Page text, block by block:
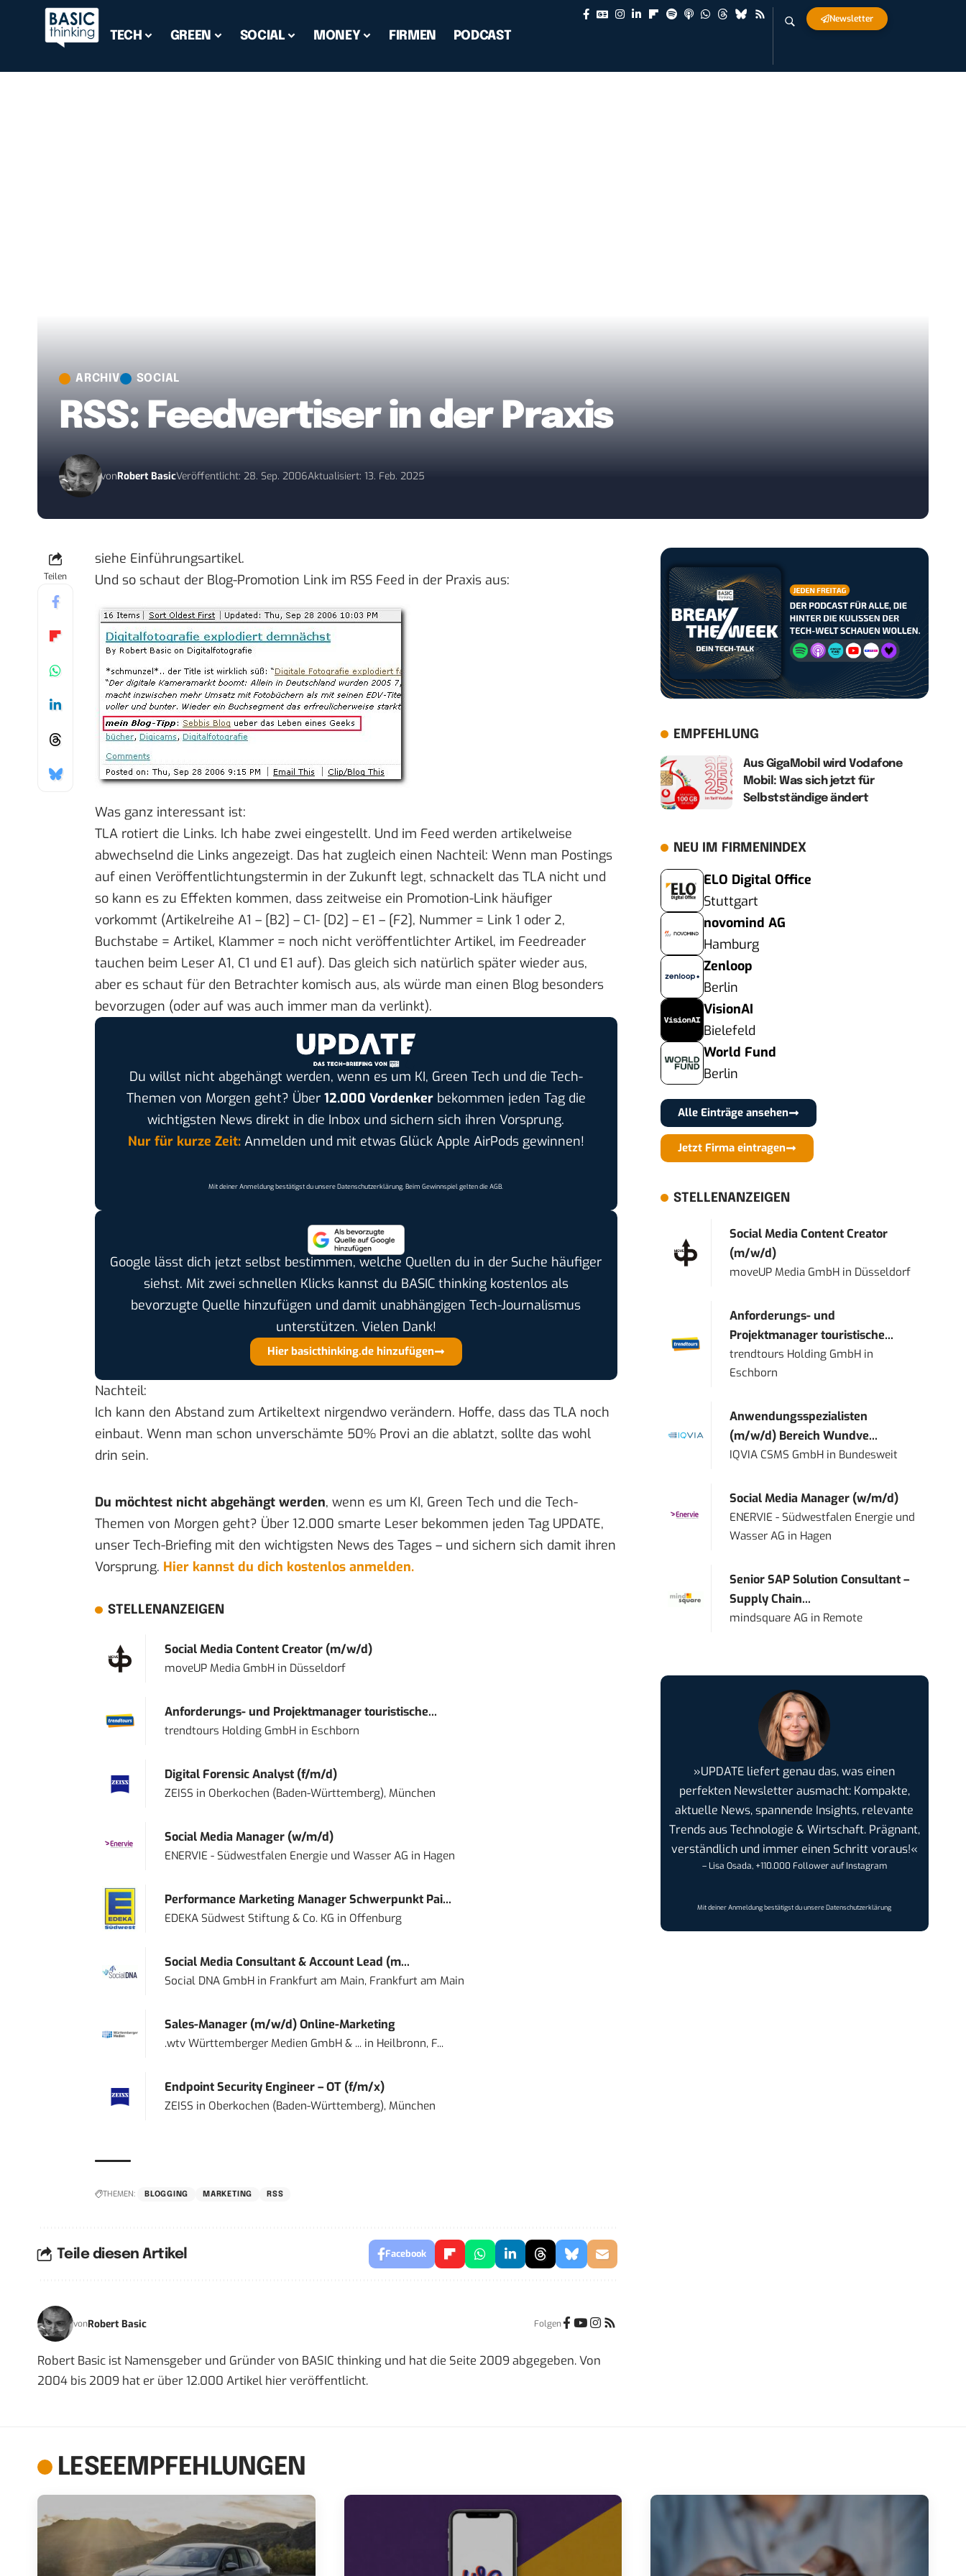
TECH GREEN SOCIAL MONEY FIRMEN PODCAST
Newsletter
ARCHIV SOCIAL
RSS: Feedvertiser in der Praxis
vonRobert BasicVeröffentlicht: 28. Sep. 2006Aktualisiert: 13. Feb. 2025
Teilen
siehe Einführungsartikel.
Und so schaut der Blog-Promotion Link im RSS Feed in der Praxis aus:
Was ganz interessant ist:
TLA rotiert die Links. Ich habe zwei eingestellt. Und im Feed werden artikelweise
abwechselnd die Links angezeigt. Das hat zugleich einen Nachteil: Wenn man Postings
auf einen Veröffentlichtungstermin in der Zukunft legt, schnackelt das TLA nicht und
so kann es zu Effekten kommen, dass zeitweise ein Promotion-Link häufiger
vorkommt (Artikelreihe A1 – [B2] – C1- [D2] – E1 – [F2], Nummer = Link 1 oder 2,
Buchstabe = Artikel, Klammer = noch nicht veröffentlichter Artikel, im Feedreader
tauchen beim Leser A1, C1 und E1 auf). Das gleich sich natürlich später wieder aus,
aber es schaut für den Betrachter komisch aus, als würde man einen Blog besonders
bevorzugen (oder auf was auch immer man da verlinkt).
Du willst nicht abgehängt werden, wenn es um KI, Green Tech und die Tech-
Themen von Morgen geht? Über 12.000 Vordenkerbekommen jeden Tag die
wichtigsten News direkt in die Inbox und sichern sich ihren Vorsprung.
Nur für kurze Zeit:Anmelden und mit etwas Glück Apple AirPods gewinnen!
Mit deiner Anmeldung bestätigst du unsereDatenschutzerklärung. Beim Gewinnspiel gelten dieAGB.
Google lässt dich jetzt selbst bestimmen, welche Quellen du in der Suche häufiger
siehst. Mit zwei schnellen Klicks kannst du BASIC thinking kostenlos als
bevorzugte Quelle hinzufügen und damit unabhängigen Tech-Journalismus
unterstützen. Vielen Dank!
Hier basicthinking.de hinzufügen
Nachteil:
Ich kann den Abstand zum Artikeltext nirgendwo verändern. Hoffe, dass das TLA noch
einbaut. Wenn man schon unverschämte 50% Provi an die ablatzt, sollte das wohl
drin sein.
Du möchtest nicht abgehängt werden, wenn es um KI, Green Tech und die Tech-
Themen von Morgen geht? Über 12.000 smarte Leser bekommen jeden Tag UPDATE,
unser Tech-Briefing mit den wichtigsten News des Tages – und sichern sich damit ihren
Vorsprung. Hier kannst du dich kostenlos anmelden.
STELLENANZEIGEN
Social Media Content Creator (m/w/d)
moveUP Media GmbHin Düsseldorf
Anforderungs- und Projektmanager touristische...
trendtours Holding GmbHin Eschborn
Digital Forensic Analyst (f/m/d)
ZEISS in Oberkochen (Baden-Württemberg), München
Social Media Manager (w/m/d)
ENERVIE - Südwestfalen Energie und Wasser AG in Hagen
Performance Marketing Manager Schwerpunkt Pai...
EDEKA Südwest Stiftung & Co. KG in Offenburg
Social Media Consultant & Account Lead (m...
Social DNA GmbHin Frankfurt am Main, Frankfurt am Main
Sales-Manager (m/w/d) Online-Marketing
.wtv Württemberger Medien GmbH & ...in Heilbronn, F...
Endpoint Security Engineer – OT (f/m/x)
ZEISS in Oberkochen (Baden-Württemberg), München
THEMEN: BLOGGING MARKETING RSS
Teile diesen Artikel Facebook
vonRobert Basic Folgen
Robert Basic ist Namensgeber und Gründer von BASIC thinking und hat die Seite 2009 abgegeben. Von
2004 bis 2009 hat er über 12.000 Artikel hier veröffentlicht.
EMPFEHLUNG
Aus GigaMobil wird Vodafone
Mobil: Was sich jetzt für
Selbstständige ändert
NEU IM FIRMENINDEX
ELO Digital Office
Stuttgart
novomind AG
Hamburg
Zenloop
Berlin
VisionAI
Bielefeld
World Fund
Berlin
Alle Einträge ansehen
Jetzt Firma eintragen
STELLENANZEIGEN
Social Media Content Creator
(m/w/d)
moveUP Media GmbH in Düsseldorf
Anforderungs- und
Projektmanager touristische...
trendtours Holding GmbH in
Eschborn
Anwendungsspezialisten
(m/w/d) Bereich Wundve...
IQVIA CSMS GmbH in Bundesweit
Social Media Manager (w/m/d)
ENERVIE - Südwestfalen Energie und
Wasser AG in Hagen
Senior SAP Solution Consultant –
Supply Chain...
mindsquare AG in Remote
»UPDATE liefert genau das, was einen
perfekten Newsletter ausmacht: Kompakte,
aktuelle News, spannende Insights, relevante
Trends aus Technologie & Wirtschaft. Prägnant,
verständlich und immer einen Schritt voraus!«
– Lisa Osada, +110.000 Follower auf Instagram
Mit deiner Anmeldung bestätigst du unsereDatenschutzerklärung
LESEEMPFEHLUNGEN